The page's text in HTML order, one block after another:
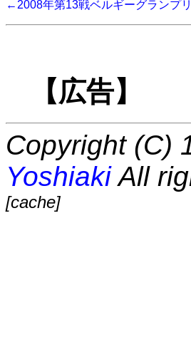
←2008年第13戦ベルギーグランプリ
【広告】
Copyright (C)
YoshiakiAll
[cache]